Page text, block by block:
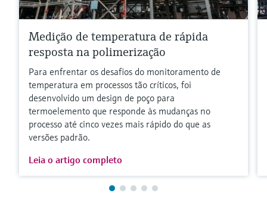
Medição de temperatura de rápida
resposta na polimerização
Para enfrentar os desafios do monitoramento de
temperatura em processos tão críticos, foi
desenvolvido um design de poço para
termoelemento que responde às mudanças no
processo até cinco vezes mais rápido do que as
versões padrão.
Leia o artigo completo